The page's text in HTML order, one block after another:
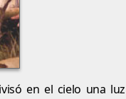
en el cielo una luz